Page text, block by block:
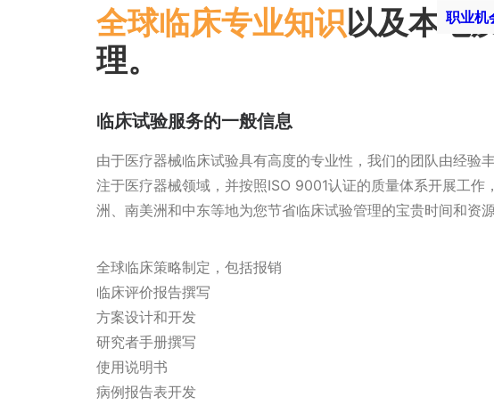
职业机
全球临床专业知识以及本地
理。
临床试验服务的一般信息
由于医疗器械临床试验具有高度的专业性，我们的团队由经验
注于医疗器械领域，并按照ISO 9001认证的质量体系开展工作
洲、南美洲和中东等地为您节省临床试验管理的宝贵时间和资源
全球临床策略制定，包括报销
临床评价报告撰写
方案设计和开发
研究者手册撰写
使用说明书
病例报告表开发